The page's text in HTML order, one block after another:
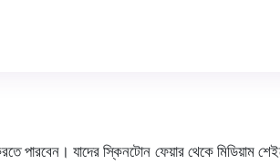
পারবেন। যাদের স্কিনটোন ফেয়ার থেকে মিডিয়াম